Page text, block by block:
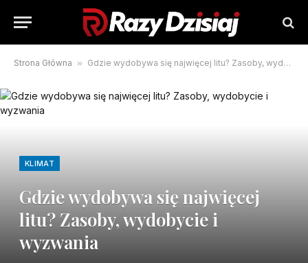
Strona Główna » Gdzie wydobywa się najwięcej litu? Zasoby, wydobycie i wyzwania
KLIMAT
Gdzie wydobywa się najwięcej
litu? Zasoby, wydobycie i
wyzwania